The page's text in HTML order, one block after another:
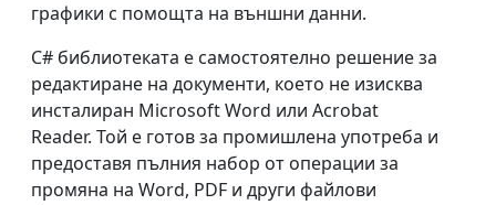
графики с помощта на външни данни.
C# библиотеката е самостоятелно решение за
редактиране на документи, което не изисква
инсталиран Microsoft Word или Acrobat
Reader. Той е готов за промишлена употреба и
предоставя пълния набор от операции за
промяна на Word, PDF и други файлови